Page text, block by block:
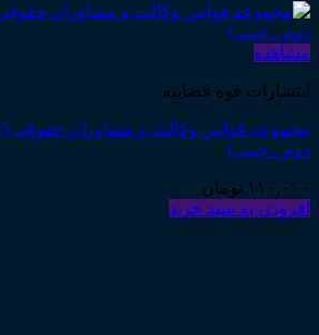
مشاهده
انتشارات قوه قضاییه
مجموعه قوانین وکالت و مشاوران
دوم ـ جیبی)
۱۱۰,۰۰۰ تومان
افزودن به سبد خرید